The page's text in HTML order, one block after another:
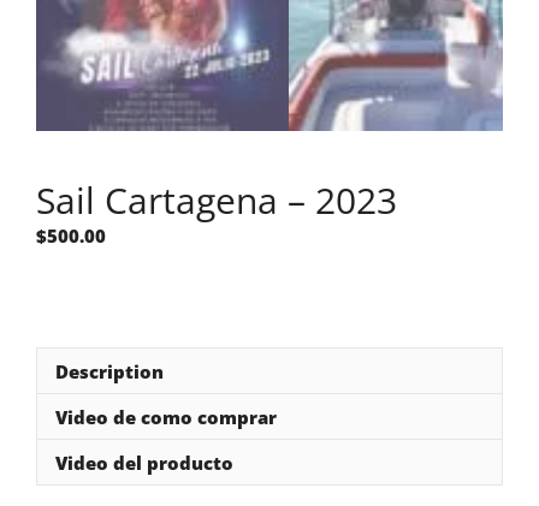
Sail Cartagena – 2023
$500.00
Description
Video de como comprar
Video del producto